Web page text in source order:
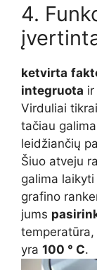
4.
ketvirta
integruota
Virduliai
tačiau
leidžiančių
Šiuo atveju
galima
grafino
jums
yra 100 ° C.